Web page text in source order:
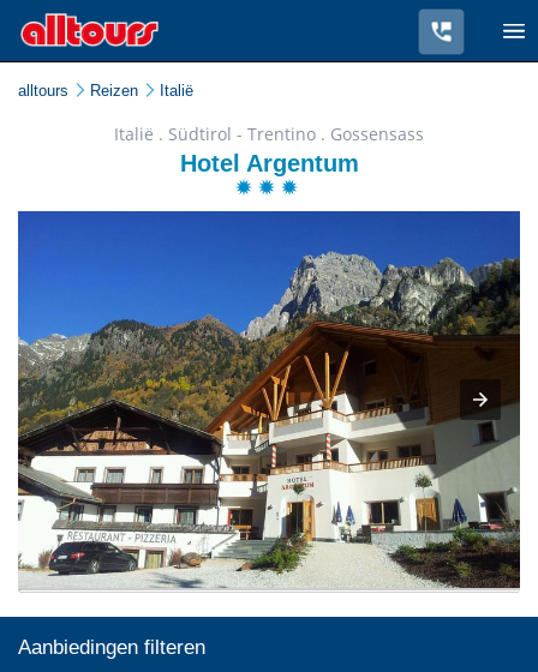
alltours Reizen Italië
Italië . Südtirol - Trentino . Gossensass
Hotel Argentum
Aanbiedingen filteren